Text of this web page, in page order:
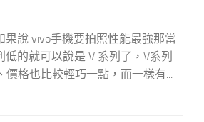
說 vivo手機要拍照性能最強那當
的就可以說是 V 系列了，V系列
格也比較輕巧一點，而一樣有...